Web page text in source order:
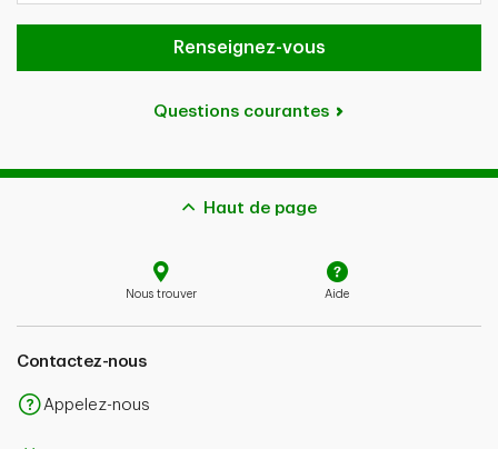
Renseignez-vous
Questions courantes
Haut de page
Nous trouver Aide
Contactez-nous
Appelez-nous